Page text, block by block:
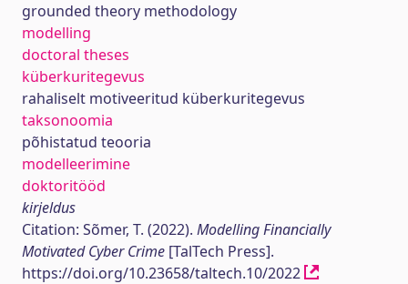
grounded theory methodology
modelling
doctoral theses
küberkuritegevus
rahaliselt motiveeritud küberkuritegevus
taksonoomia
põhistatud teooria
modelleerimine
doktoritööd
kirjeldus
Citation: Sõmer, T. (2022). Modelling Financially
Motivated Cyber Crime [TalTech Press].
https://doi.org/10.23658/taltech.10/2022